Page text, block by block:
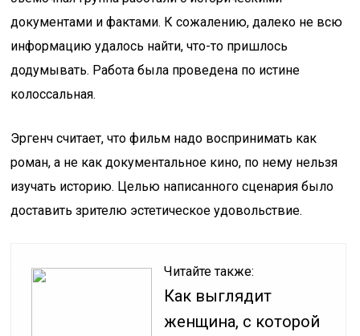
документами и фактами. К сожалению, далеко не всю
информацию удалось найти, что-то пришлось
додумывать. Работа была проведена по истине
колоссальная.
Эргенч считает, что фильм надо воспринимать как
роман, а не как документальное кино, по нему нельзя
изучать историю. Целью написанного сценария было
доставить зрителю эстетическое удовольствие.
Читайте также:
Как выглядит
женщина, с которой